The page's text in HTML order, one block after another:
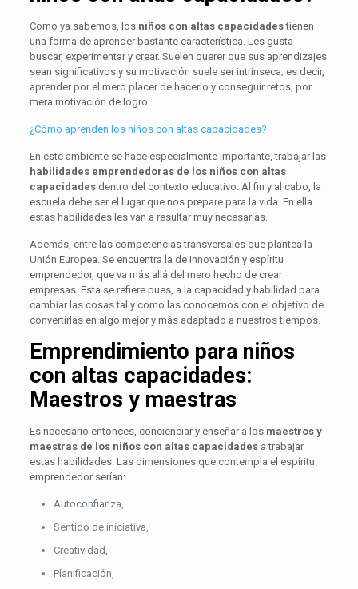
Como ya sabemos, los niños con altas capacidadestienen
una forma de aprender bastante característica. Les gusta
buscar, experimentar y crear. Suelen querer que sus aprendizajes
sean significativos y su motivación suele ser intrínseca; es decir,
aprender por el mero placer de hacerlo y conseguir retos, por
mera motivación de logro.
¿Cómo aprenden los niños con altas capacidades?
En este ambiente se hace especialmente importante, trabajar las
habilidades emprendedoras de los niños con altas
capacidadesdentro del contexto educativo. Al fin y al cabo, la
escuela debe ser el lugar que nos prepare para la vida. En ella
estas habilidades les van a resultar muy necesarias.
Además, entre las competencias transversales que plantea la
Unión Europea. Se encuentra la de innovación y espíritu
emprendedor, que va más allá del mero hecho de crear
empresas. Esta se refiere pues, a la capacidad y habilidad para
cambiar las cosas tal y como las conocemos con el objetivo de
convertirlas en algo mejor y más adaptado a nuestros tiempos.
Emprendimiento para niños
con altas capacidades:
Maestros y maestras
Es necesario entonces, concienciar y enseñar a los maestros y
maestras de los niños con altas capacidadesa trabajar
estas habilidades. Las dimensiones que contempla el espíritu
emprendedor serían:
Autoconfianza,
Sentido de iniciativa,
Creatividad,
Planificación,